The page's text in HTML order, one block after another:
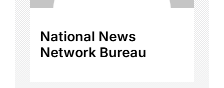
National News
Network Bureau